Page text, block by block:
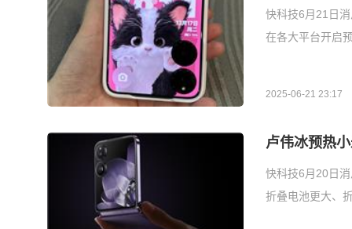
快科技6月21日
在各大平台开启
2025-06-21 23:17
卢伟冰预热
快科技6月20日
折叠电池更大、